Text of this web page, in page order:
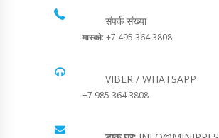
संपर्क संख्या
मास्को: +7 495 364 3808
VIBER / WHATSAPP
+7 985 364 3808